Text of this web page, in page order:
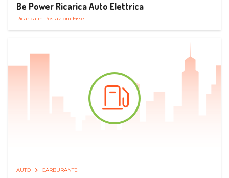
Be Power Ricarica Auto Elettrica
Ricarica in Postazioni Fisse
AUTO CARBURANTE